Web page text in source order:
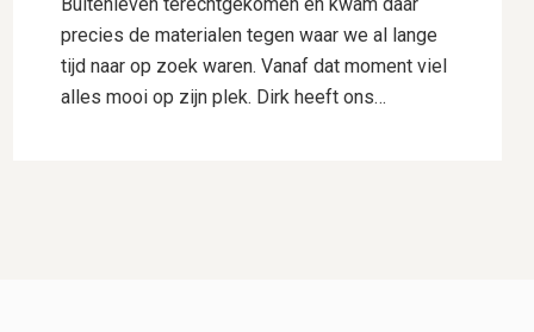
precies de materialen tegen waar we al lange
tijd naar op zoek waren. Vanaf dat moment viel
alles mooi op zijn plek. Dirk heeft ons